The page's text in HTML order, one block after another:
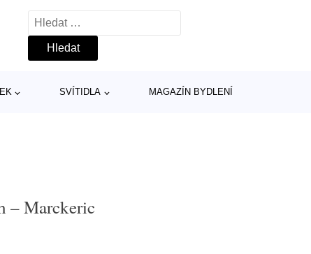
Vyhledávání
SVÍTIDLA MAGAZÍN BYDLENÍ
– Marckeric